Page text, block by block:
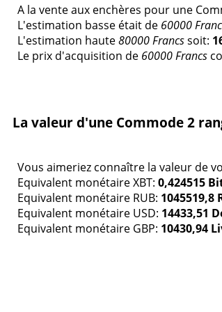
A la vente aux enchères pour une
L'estimation basse était de 60000
L'estimation haute80000 Francssoit:
Le prix d'acquisition de 60000 Francs
La valeur d'une Commode 2
Vous aimeriez connaître la valeur de
Equivalent monétaire XBT: 0,424515
Equivalent monétaire RUB: 1045519,8
Equivalent monétaire USD: 14433,51
Equivalent monétaire GBP: 10430,94